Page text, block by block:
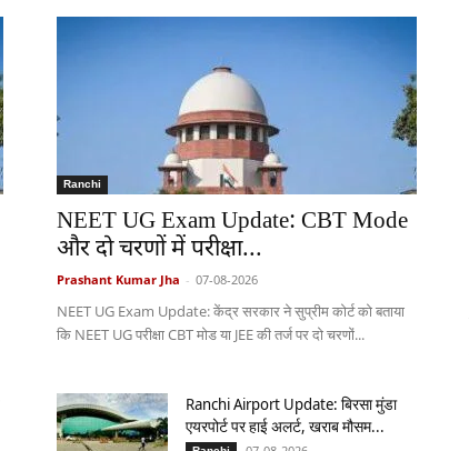
Ranchi
NEET UG Exam Update: CBT Mode
और दो चरणों में परीक्षा...
Prashant Kumar Jha - 07-08-2026
NEET UG Exam Update: केंद्र सरकार ने सुप्रीम कोर्ट को बताया
कि NEET UG परीक्षा CBT मोड या JEE की तर्ज पर दो चरणों...
Ranchi Airport Update: बिरसा मुंडा
एयरपोर्ट पर हाई अलर्ट, खराब मौसम...